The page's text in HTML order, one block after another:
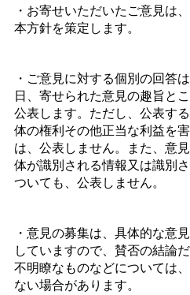
・お寄せいただいたご意見は
本方針を策定します。
・ご意見に対する個別の回答
日、寄せられた意見の趣旨と
公表します。ただし、公表す
体の権利その他正当な利益を
は、公表しません。また、意
体が識別される情報又は識別
ついても、公表しません。
・意見の募集は、具体的な意
していますので、賛否の結論
不明瞭なものなどについては
ない場合があります。